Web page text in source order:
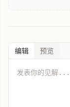
编辑 预览